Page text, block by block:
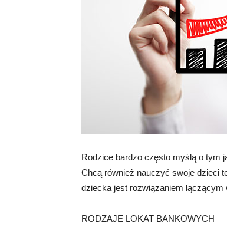
Rodzice bardzo często myślą o tym
Chcą również nauczyć swoje dzieci
dziecka jest rozwiązaniem
RODZAJE LOKAT BANKOWYCH